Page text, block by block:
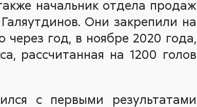
начальник отдела продаж
Они закрепили на
год, в ноябре 2020 года,
рассчитанная на 1200 голов
с первыми результатами